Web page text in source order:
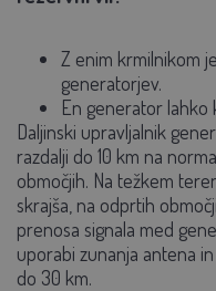
Z enim krmilnikom
generatorjev.
En generator lahko
Daljinski upravljalnik
razdalji do 10 km na
območjih. Na težkem
skrajša, na odprtih
prenosa signala med
uporabi zunanja antena
do 30 km.